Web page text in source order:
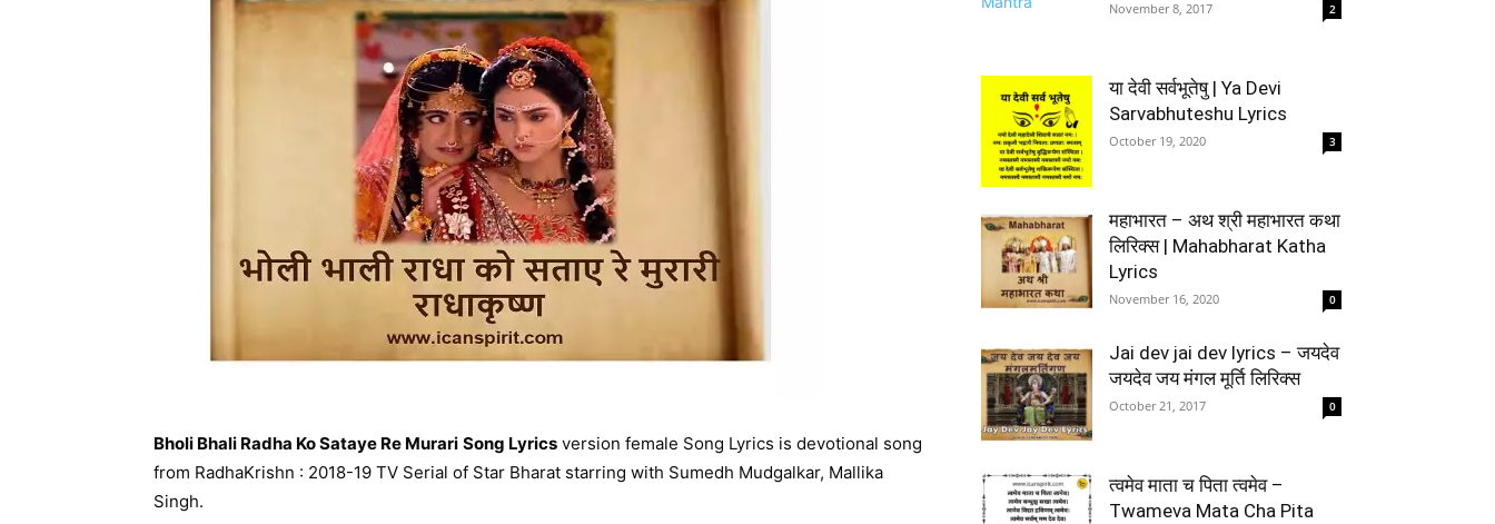
Bholi Bhali Radha Ko Sataye Re Murari Song Lyrics version female Song Lyrics is devotional song
from RadhaKrishn : 2018-19 TV Serial of Star Bharat starring with Sumedh Mudgalkar, Mallika
Singh.
November 8, 2017 2
या देवी सर्वभूतेषु | Ya Devi
Sarvabhuteshu Lyrics
October 19, 2020 3
महाभारत – अथ श्री महाभारत कथा
लिरिक्स | Mahabharat Katha
Lyrics
November 16, 2020 0
Jai dev jai dev lyrics – जयदेव
जयदेव जय मंगल मूर्ति लिरिक्स
October 21, 2017 0
त्वमेव माता च पिता त्वमेव –
Twameva Mata Cha Pita